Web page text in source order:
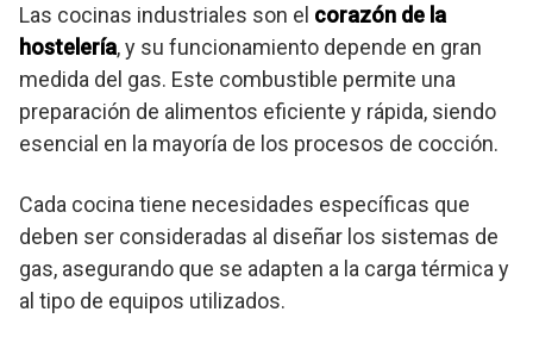
Las cocinas industriales son el corazón de la
hostelería, y su funcionamiento depende en gran
medida del gas. Este combustible permite una
preparación de alimentos eficiente y rápida, siendo
esencial en la mayoría de los procesos de cocción.
Cada cocina tiene necesidades específicas que
deben ser consideradas al diseñar los sistemas de
gas, asegurando que se adapten a la carga térmica y
al tipo de equipos utilizados.